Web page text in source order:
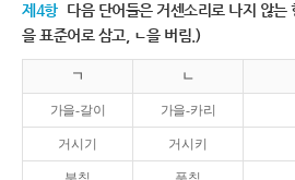
제4항 다음 단어들은 거센소리로 나지 않는
을 표준어로 삼고, ㄴ을 버림.)
ㄱ ㄴ
가을-갈이 가을-카리
거시기 거시키